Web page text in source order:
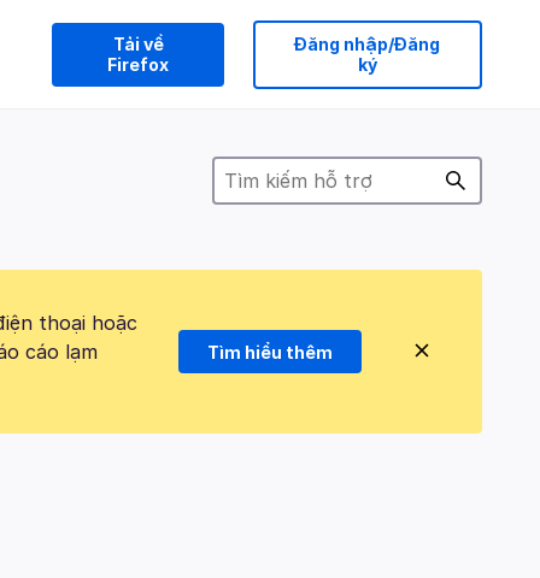
Tải về
Firefox
Đăng nhập/Đăng
ký
thoại hoặc
cáo lạm
Tìm hiểu thêm